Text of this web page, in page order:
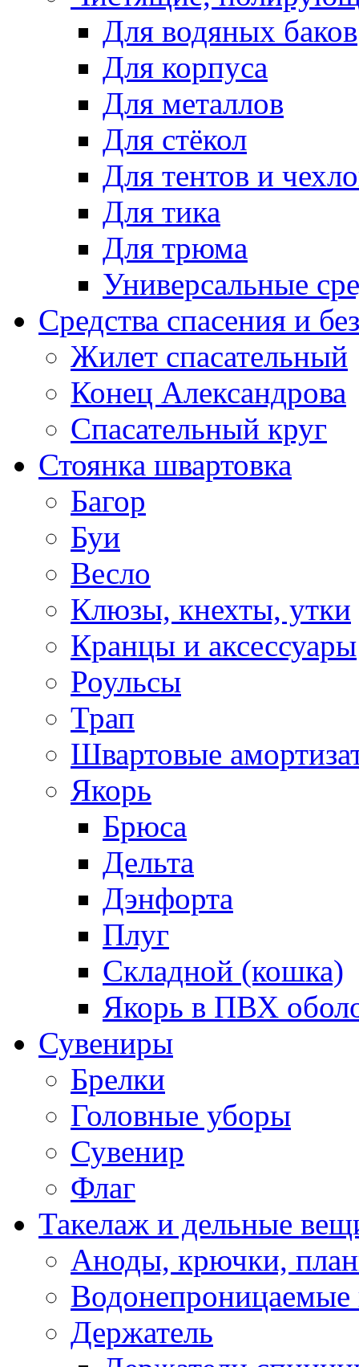
Для водяных баков
Для корпуса
Для металлов
Для стёкол
Для тентов и
Для тика
Для трюма
Универсальные
Средства спасения и
Жилет спасательный
Конец Александрова
Спасательный круг
Стоянка швартовка
Багор
Буи
Весло
Клюзы, кнехты, утки
Кранцы и аксессуары
Роульсы
Трап
Швартовые
Якорь
Брюса
Дельта
Дэнфорта
Плуг
Складной (кошка)
Якорь в ПВХ
Сувениры
Брелки
Головные уборы
Сувенир
Флаг
Такелаж и дельные
Аноды, крючки,
Водонепроницаемые
Держатель